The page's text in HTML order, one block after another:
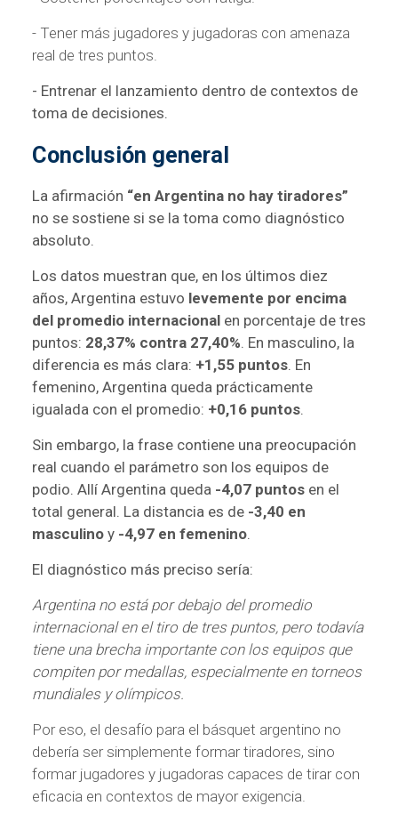
- Tener más jugadores y jugadoras con amenaza
real de tres puntos.
- Entrenar el lanzamiento dentro de contextos de
toma de decisiones.
Conclusión general
La afirmación “en Argentina no hay tiradores”
no se sostiene si se la toma como diagnóstico
absoluto.
Los datos muestran que, en los últimos diez
años, Argentina estuvo levemente por encima
del promedio internacionalen porcentaje de tres
puntos: 28,37% contra 27,40%. En masculino, la
diferencia es más clara: +1,55 puntos. En
femenino, Argentina queda prácticamente
igualada con el promedio: +0,16 puntos.
Sin embargo, la frase contiene una preocupación
real cuando el parámetro son los equipos de
podio. Allí Argentina queda -4,07 puntosen el
total general. La distancia es de -3,40 en
masculinoy -4,97 en femenino.
El diagnóstico más preciso sería:
Argentina no está por debajo del promedio
internacional en el tiro de tres puntos, pero todavía
tiene una brecha importante con los equipos que
compiten por medallas, especialmente en torneos
mundiales y olímpicos.
Por eso, el desafío para el básquet argentino no
debería ser simplemente formar tiradores, sino
formar jugadores y jugadoras capaces de tirar con
eficacia en contextos de mayor exigencia.